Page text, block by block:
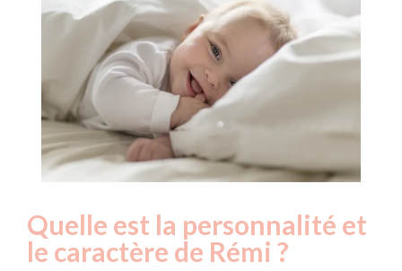
Quelle est la personnalité et
le caractère de Rémi ?